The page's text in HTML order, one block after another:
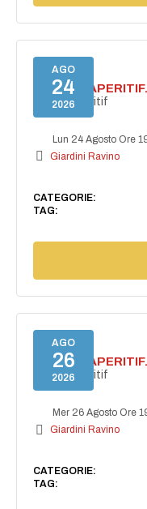
AGO
24
2026
SECRET
Secret aperitif
Lun 24 Agosto Ore
Giardini Ravino
CATEGORIE:
TAG:
AGO
26
2026
SECRET
Secret aperitif
Mer 26 Agosto Ore
Giardini Ravino
CATEGORIE:
TAG: